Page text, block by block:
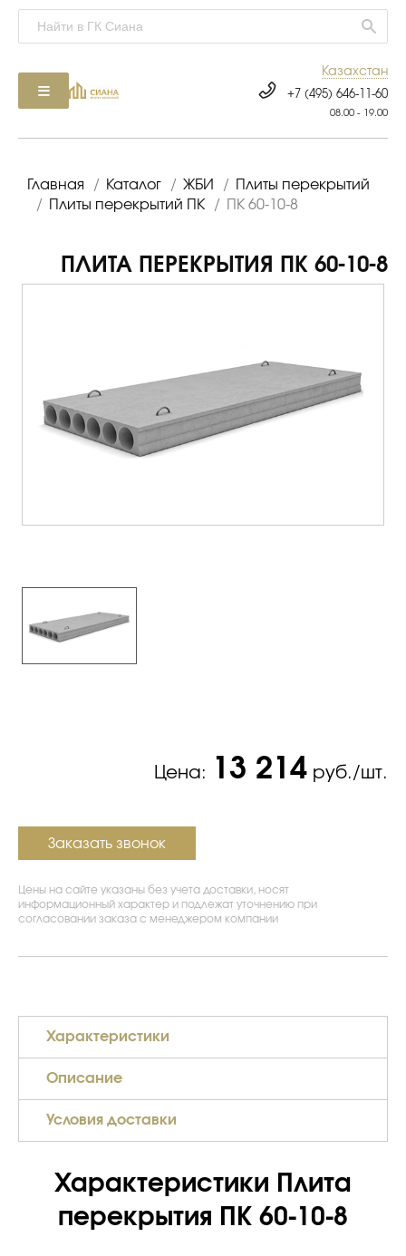
Казахстан
+7 (495) 646-11-60
08.00 - 19.00
Главная / Каталог / ЖБИ /
Плиты перекрытий
/
Плиты перекрытий ПК / ПК 60-10-8
ПЛИТА ПЕРЕКРЫТИЯ ПК 60-10-8
Цена: 13 214 руб./шт.
Заказать звонок
Цены на сайте указаны без учета доставки, носят
информационный характер и подлежат уточнению при
согласовании заказа с менеджером компании
Характеристики
Описание
Условия доставки
Характеристики Плита
перекрытия ПК 60-10-8